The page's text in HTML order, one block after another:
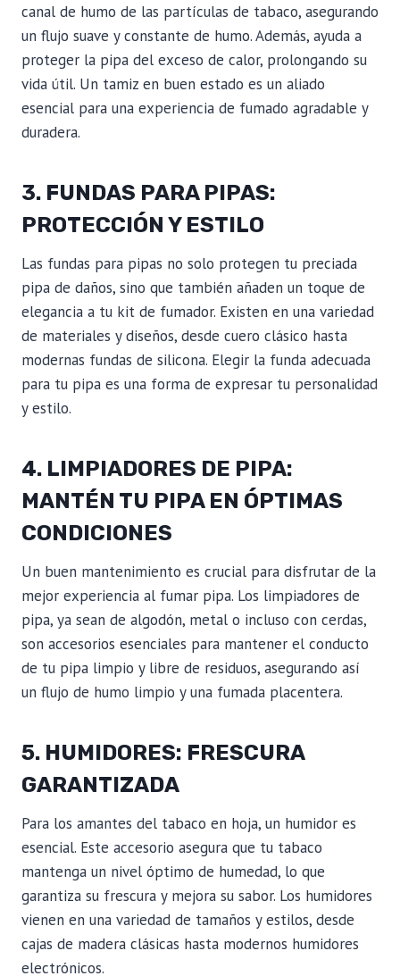
canal de humo de las partículas de tabaco, asegurando
un flujo suave y constante de humo. Además, ayuda a
proteger la pipa del exceso de calor, prolongando su
vida útil. Un tamiz en buen estado es un aliado
esencial para una experiencia de fumado agradable y
duradera.
3. FUNDAS PARA PIPAS:
PROTECCIÓN Y ESTILO
Las fundas para pipas no solo protegen tu preciada
pipa de daños, sino que también añaden un toque de
elegancia a tu kit de fumador. Existen en una variedad
de materiales y diseños, desde cuero clásico hasta
modernas fundas de silicona. Elegir la funda adecuada
para tu pipa es una forma de expresar tu personalidad
y estilo.
4. LIMPIADORES DE PIPA:
MANTÉN TU PIPA EN ÓPTIMAS
CONDICIONES
Un buen mantenimiento es crucial para disfrutar de la
mejor experiencia al fumar pipa. Los limpiadores de
pipa, ya sean de algodón, metal o incluso con cerdas,
son accesorios esenciales para mantener el conducto
de tu pipa limpio y libre de residuos, asegurando así
un flujo de humo limpio y una fumada placentera.
5. HUMIDORES: FRESCURA
GARANTIZADA
Para los amantes del tabaco en hoja, un humidor es
esencial. Este accesorio asegura que tu tabaco
mantenga un nivel óptimo de humedad, lo que
garantiza su frescura y mejora su sabor. Los humidores
vienen en una variedad de tamaños y estilos, desde
cajas de madera clásicas hasta modernos humidores
electrónicos.